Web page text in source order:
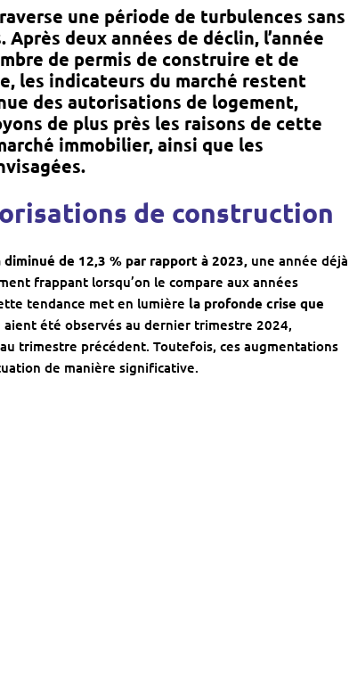
une période de turbulences sans
deux années de déclin, l’année
de permis de construire et de
les indicateurs du marché restent
des autorisations de logement,
de plus près les raisons de cette
immobilier, ainsi que les
de construction
de 12,3 % par rapport à 2023, une année déjà
frappant lorsqu’on le compare aux années
tendance met en lumière la profonde crise que
été observés au dernier trimestre 2024,
trimestre précédent. Toutefois, ces augmentations
de manière significative.